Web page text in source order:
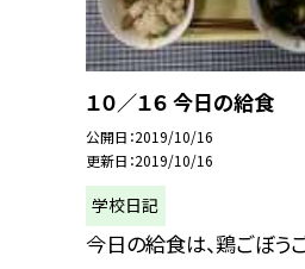
１０／１６ 今日の給食
公開日 2019/10/16
更新日 2019/10/16
学校日記
今日の給食は、鶏ごぼう